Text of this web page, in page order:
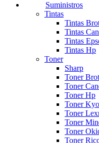
Suministros
Tintas
Tintas
Tintas
Tintas
Tintas Hp
Toner
Sharp
Toner
Toner
Toner Hp
Toner
Toner
Toner
Toner
Toner